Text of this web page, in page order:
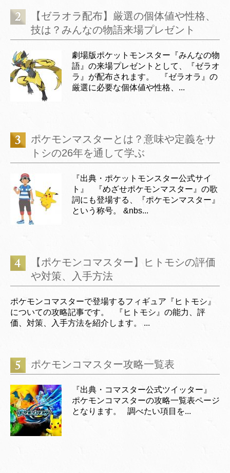
【ゼラオラ配布】厳選の個体値や性格、
技は？みんなの物語来場プレゼント
劇場版ポケットモンスター『みんなの物
語』の来場プレゼントとして、『ゼラオ
ラ』が配布されます。 『ゼラオラ』の
厳選に必要な個体値や性格、...
ポケモンマスターとは？意味や定義をサ
トシの26年を通して学ぶ
『出典・ポケットモンスター公式サイ
ト』 『めざせポケモンマスター』の歌
詞にも登場する、『ポケモンマスター』
という称号。 &nbs...
【ポケモンコマスター】ヒトモシの評価
や対策、入手方法
ポケモンコマスターで登場するフィギュア『ヒトモシ』
についての攻略記事です。 『ヒトモシ』の能力、評
価、対策、入手方法を紹介します。 ...
ポケモンコマスター攻略一覧表
『出典・コマスター公式ツイッター』
ポケモンコマスターの攻略一覧表ページ
となります。 調べたい項目を...